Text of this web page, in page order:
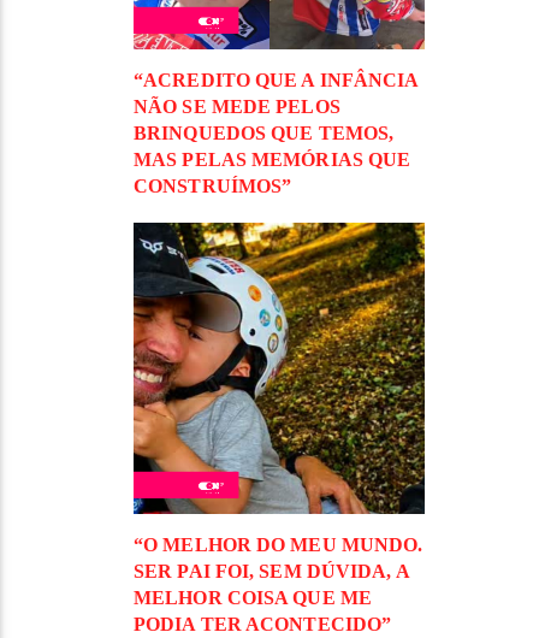
“ACREDITO QUE A INFÂNCIA
NÃO SE MEDE PELOS
BRINQUEDOS QUE TEMOS,
MAS PELAS MEMÓRIAS QUE
CONSTRUÍMOS”
“O MELHOR DO MEU MUNDO.
SER PAI FOI, SEM DÚVIDA, A
MELHOR COISA QUE ME
PODIA TER ACONTECIDO”